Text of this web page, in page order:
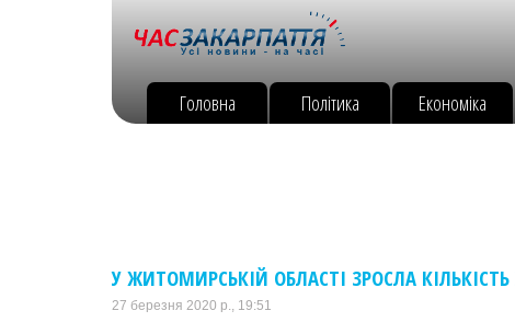
Головна Політика Економіка
У ЖИТОМИРСЬКІЙ ОБЛАСТІ ЗРОСЛА
27 березня 2020 р., 19:51